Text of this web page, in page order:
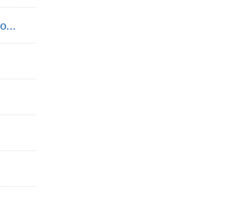
HaeLoytymisTapahtuma.v1 (UNKNOWN)